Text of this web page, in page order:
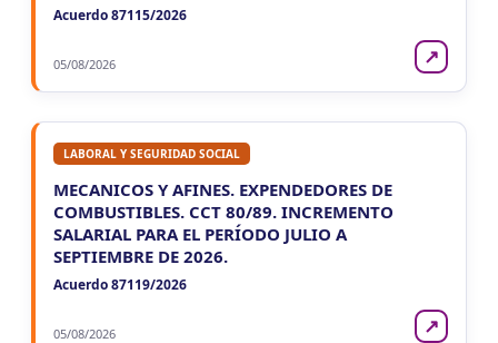
Acuerdo 87115/2026
05/08/2026 ↗
LABORAL Y SEGURIDAD SOCIAL
MECANICOS Y AFINES. EXPENDEDORES DE
COMBUSTIBLES. CCT 80/89. INCREMENTO
SALARIAL PARA EL PERÍODO JULIO A
SEPTIEMBRE DE 2026.
Acuerdo 87119/2026
05/08/2026 ↗